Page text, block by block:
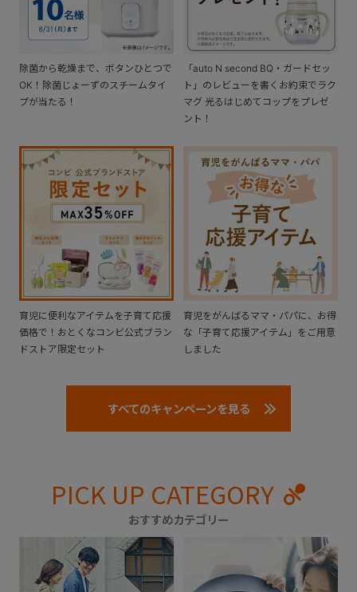
除菌から乾燥まで、ボタンひとつで
OK！除菌じょーずのスチームタイ
プが当たる！
「auto N second BQ・ガードセッ
ト」のレビューを書くお約束でラク
マグ 光るはじめてコップをプレゼ
ント！
育児に便利なアイテムを子育て応援
価格で！おとくなコンビ公式ブラン
ドストア限定セット
育児をがんばるママ・パパに、お得
な「子育て応援アイテム」をご用意
しました
すべてのキャンペーンを見る
PICK UP CATEGORY
おすすめカテゴリー